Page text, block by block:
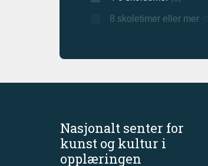
8 skoletimer eller mer(0)
Nasjonalt senter for
kunst og kultur i
opplæringen